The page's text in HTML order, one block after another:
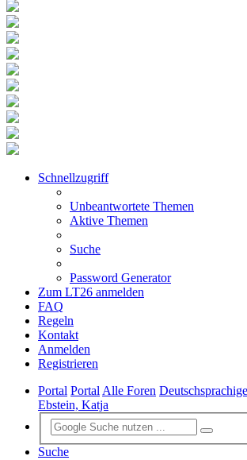
Schnellzugriff
Unbeantwortete Themen
Aktive Themen
Suche
Password Generator
Zum LT26 anmelden
FAQ
Regeln
Kontakt
Anmelden
Registrieren
Portal PortalAlle Foren
Ebstein, Katja
Suche